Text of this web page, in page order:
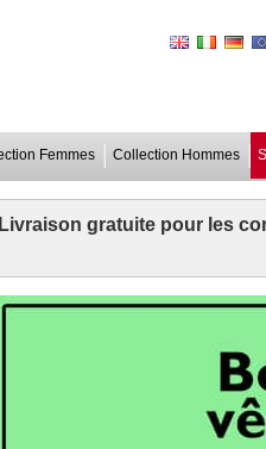
Femmes Collection Hommes
Livraison gratuite pour les